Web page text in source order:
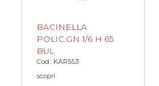
BACINELLA
POLIC.GN 1/6 H 65
BUL
Cod.: KAR553
scopri